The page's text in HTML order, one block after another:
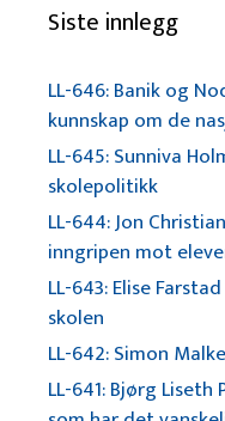
Siste innlegg
LL-646: Banik og
kunnskap om de
LL-645: Sunniva
skolepolitikk
LL-644: Jon
inngripen mot
LL-643: Elise
skolen
LL-642: Simon
LL-641: Bjørg